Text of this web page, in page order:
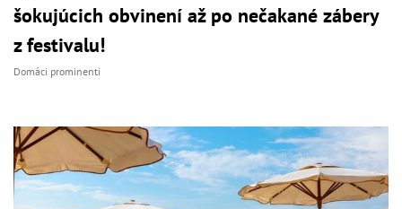
šokujúcich obvinení až po nečakané zábery
z festivalu!
Domáci prominenti